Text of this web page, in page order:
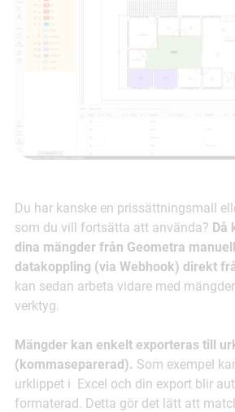
Du har kanske en prissättningsmall
som du vill fortsätta att använda? Då
dina mängder från Geometra
datakoppling (via Webhook) direkt
kan sedan arbeta vidare med
verktyg.
Mängder kan enkelt exporteras till
(kommaseparerad). Som exempel
urklippet i Excel och din export blir
formaterad. Detta gör det lätt att